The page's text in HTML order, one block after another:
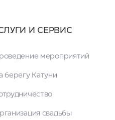
И СЕРВИС
мероприятий
берегу Катуни
свадьбы